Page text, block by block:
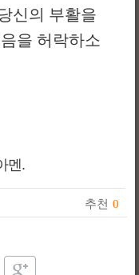
신의 부활을
을 허락하소
멘.
추천 0